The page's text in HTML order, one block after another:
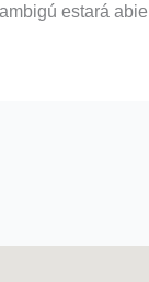
estará